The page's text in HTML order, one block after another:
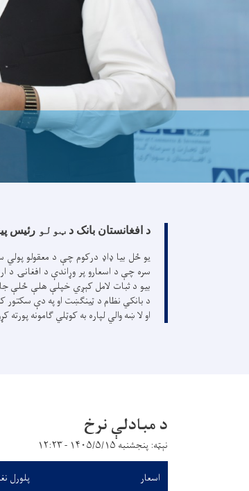
د افغانستان بانک د ټولو رئیس
یو ځل بیا ډاډ درکوم چې د معقولو پولي
سره چې د اسعارو پر وړاندې د افغانۍ د
بیو د ثبات لامل کېږي خپلې هلې ځلې
د بانکي نظام د ټینګښت او په دې سکتور
او لا ښه والي لپاره به کوټلي ګامونه پورته
د مبادلې نرخ
نېټه: پنجشنبه ۱۴۰۵/۵/۱۵ - ۱۲:۲۳
اسعار پلورل